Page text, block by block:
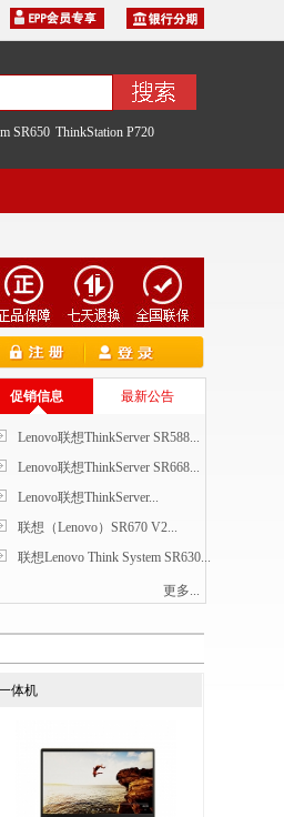
SR650 ThinkStation P720
促销信息 最新公告
Lenovo联想ThinkServer SR588...
Lenovo联想ThinkServer SR668...
Lenovo联想ThinkServer...
联想（Lenovo）SR670 V2...
联想Lenovo Think System SR630...
更多...
体机